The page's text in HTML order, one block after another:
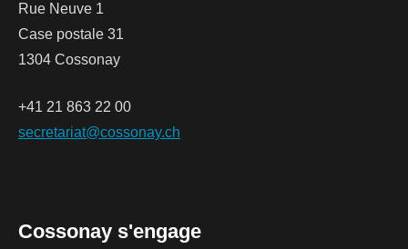
Rue Neuve 1
Case postale 31
1304 Cossonay
+41 21 863 22 00
secretariat@cossonay.ch
Cossonay s'engage